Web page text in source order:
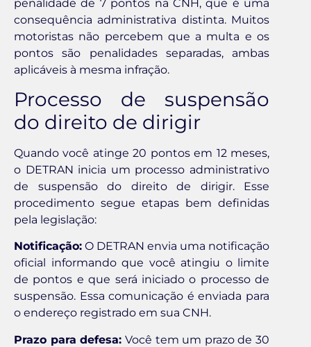
penalidade de 7 pontos na CNH, que é uma
consequência administrativa distinta. Muitos
motoristas não percebem que a multa e os
pontos são penalidades separadas, ambas
aplicáveis à mesma infração.
Processo de suspensão
do direito de dirigir
Quando você atinge 20 pontos em 12 meses,
o DETRAN inicia um processo administrativo
de suspensão do direito de dirigir. Esse
procedimento segue etapas bem definidas
pela legislação:
Notificação: O DETRAN envia uma notificação
oficial informando que você atingiu o limite
de pontos e que será iniciado o processo de
suspensão. Essa comunicação é enviada para
o endereço registrado em sua CNH.
Prazo para defesa: Você tem um prazo de 30